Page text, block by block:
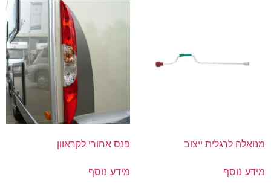
מנואלה לרגלית ייצוב
מידע נוסף
פנס אחורי לקראוון
מידע נוסף